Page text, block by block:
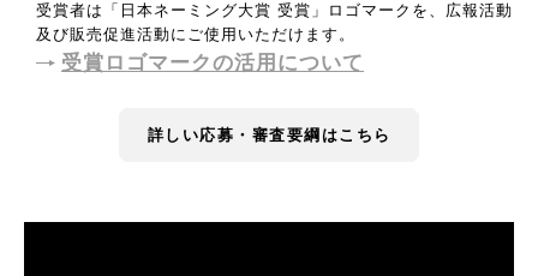
受賞者は「日本ネーミング大賞 受賞」ロゴマークを、広報活動
及び販売促進活動にご使用いただけます。
受賞ロゴマークの活用について
詳しい応募・審査要綱はこちら